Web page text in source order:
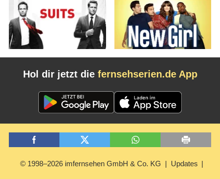
Hol dir jetzt die fernsehserien.de App
© 1998–2026 imfernsehen GmbH & Co. KG Updates